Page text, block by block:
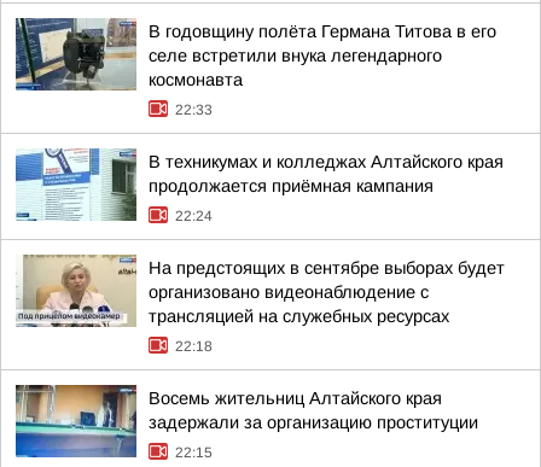
В годовщину полёта Германа Титова в его
селе встретили внука легендарного
космонавта
22:33
В техникумах и колледжах Алтайского края
продолжается приёмная кампания
22:24
На предстоящих в сентябре выборах будет
организовано видеонаблюдение с
трансляцией на служебных ресурсах
22:18
Восемь жительниц Алтайского края
задержали за организацию проституции
22:15